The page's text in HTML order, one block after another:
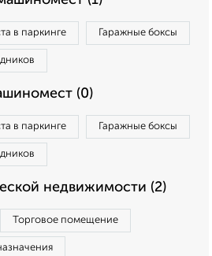
в паркинге Гаражные боксы
(0)
в паркинге Гаражные боксы
недвижимости (2)
Торговое помещение